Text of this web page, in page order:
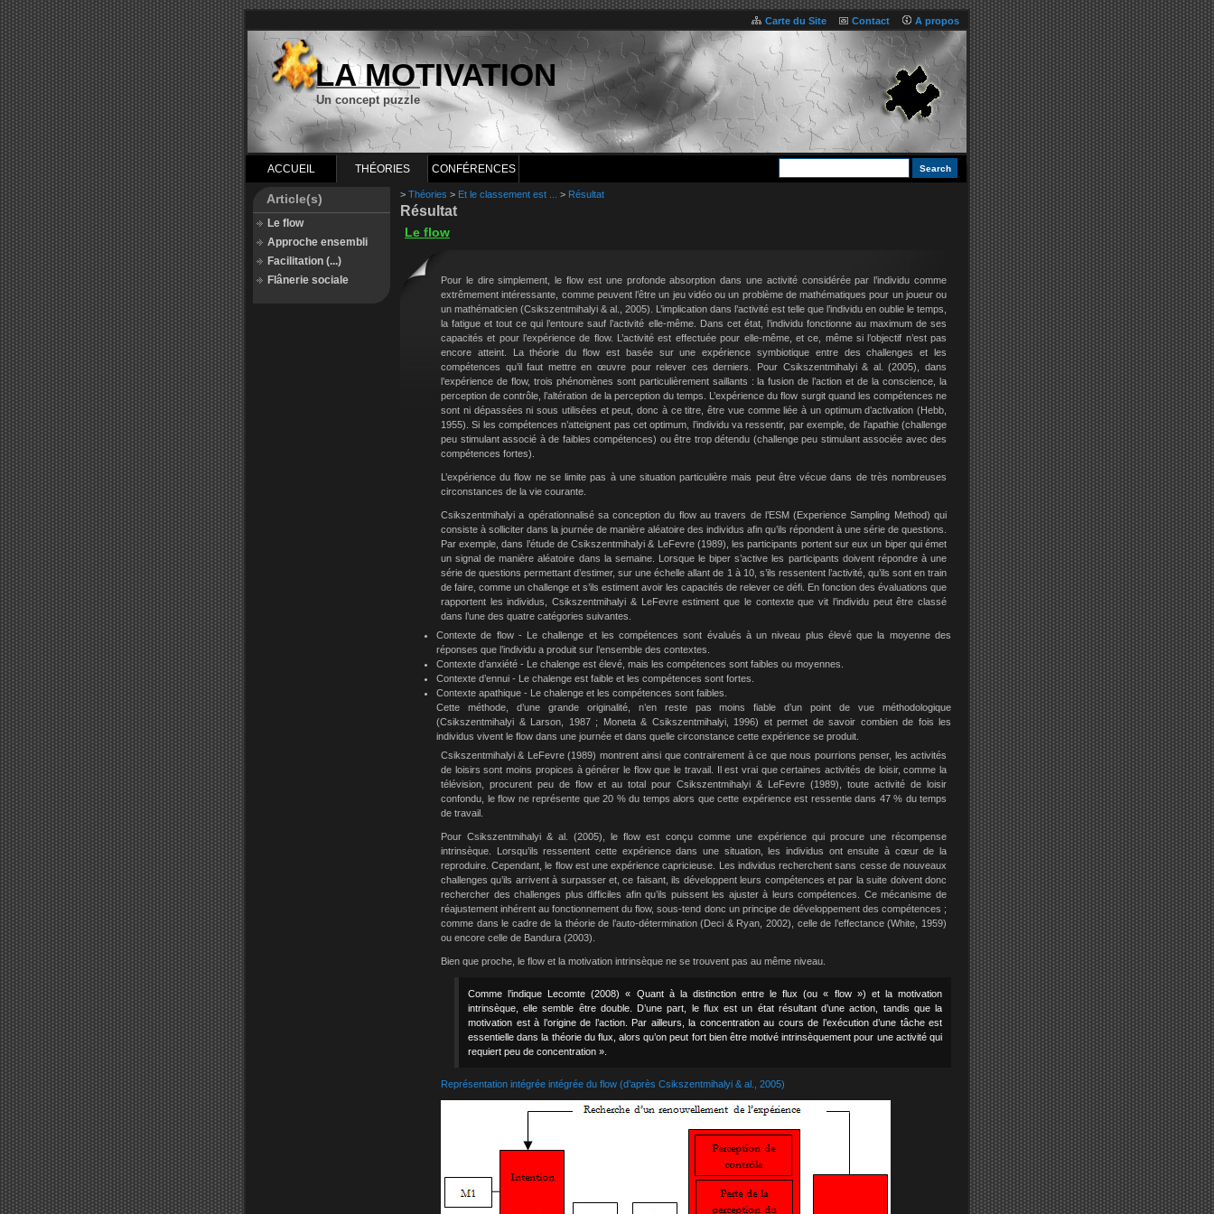
Carte du Site Contact A propos
LA MOTIVATION
Un concept puzzle
ACCUEIL THÉORIES CONFÉRENCES
Article(s)
Le flow
Approche ensembli
Facilitation (...)
Flânerie sociale
> Théories > Et le classement est ... > Résultat
Résultat
Le flow
Pour le dire simplement, le flow est une profonde absorption dans une activité considérée par l’individu comme
extrêmement intéressante, comme peuvent l’être un jeu vidéo ou un problème de mathématiques pour un joueur ou
un mathématicien (Csikszentmihalyi & al., 2005). L’implication dans l’activité est telle que l’individu en oublie le temps,
la fatigue et tout ce qui l’entoure sauf l’activité elle-même. Dans cet état, l’individu fonctionne au maximum de ses
capacités et pour l’expérience de flow. L’activité est effectuée pour elle-même, et ce, même si l’objectif n’est pas
encore atteint. La théorie du flow est basée sur une expérience symbiotique entre des challenges et les
compétences qu’il faut mettre en œuvre pour relever ces derniers. Pour Csikszentmihalyi & al. (2005), dans
l’expérience de flow, trois phénomènes sont particulièrement saillants : la fusion de l’action et de la conscience, la
perception de contrôle, l’altération de la perception du temps. L’expérience du flow surgit quand les compétences ne
sont ni dépassées ni sous utilisées et peut, donc à ce titre, être vue comme liée à un optimum d’activation (Hebb,
1955). Si les compétences n’atteignent pas cet optimum, l’individu va ressentir, par exemple, de l’apathie (challenge
peu stimulant associé à de faibles compétences) ou être trop détendu (challenge peu stimulant associée avec des
compétences fortes).
L’expérience du flow ne se limite pas à une situation particulière mais peut être vécue dans de très nombreuses
circonstances de la vie courante.
Csikszentmihalyi a opérationnalisé sa conception du flow au travers de l’ESM (Experience Sampling Method) qui
consiste à solliciter dans la journée de manière aléatoire des individus afin qu’ils répondent à une série de questions.
Par exemple, dans l’étude de Csikszentmihalyi & LeFevre (1989), les participants portent sur eux un biper qui émet
un signal de manière aléatoire dans la semaine. Lorsque le biper s’active les participants doivent répondre à une
série de questions permettant d’estimer, sur une échelle allant de 1 à 10, s’ils ressentent l’activité, qu’ils sont en train
de faire, comme un challenge et s’ils estiment avoir les capacités de relever ce défi. En fonction des évaluations que
rapportent les individus, Csikszentmihalyi & LeFevre estiment que le contexte que vit l’individu peut être classé
dans l’une des quatre catégories suivantes.
Contexte de flow - Le challenge et les compétences sont évalués à un niveau plus élevé que la moyenne des
réponses que l’individu a produit sur l’ensemble des contextes.
Contexte d’anxiété - Le chalenge est élevé, mais les compétences sont faibles ou moyennes.
Contexte d’ennui - Le chalenge est faible et les compétences sont fortes.
Contexte apathique - Le chalenge et les compétences sont faibles.
Cette méthode, d’une grande originalité, n’en reste pas moins fiable d’un point de vue méthodologique
(Csikszentmihalyi & Larson, 1987 ; Moneta & Csikszentmihalyi, 1996) et permet de savoir combien de fois les
individus vivent le flow dans une journée et dans quelle circonstance cette expérience se produit.
Csikszentmihalyi & LeFevre (1989) montrent ainsi que contrairement à ce que nous pourrions penser, les activités
de loisirs sont moins propices à générer le flow que le travail. Il est vrai que certaines activités de loisir, comme la
télévision, procurent peu de flow et au total pour Csikszentmihalyi & LeFevre (1989), toute activité de loisir
confondu, le flow ne représente que 20 % du temps alors que cette expérience est ressentie dans 47 % du temps
de travail.
Pour Csikszentmihalyi & al. (2005), le flow est conçu comme une expérience qui procure une récompense
intrinsèque. Lorsqu’ils ressentent cette expérience dans une situation, les individus ont ensuite à cœur de la
reproduire. Cependant, le flow est une expérience capricieuse. Les individus recherchent sans cesse de nouveaux
challenges qu’ils arrivent à surpasser et, ce faisant, ils développent leurs compétences et par la suite doivent donc
rechercher des challenges plus difficiles afin qu’ils puissent les ajuster à leurs compétences. Ce mécanisme de
réajustement inhérent au fonctionnement du flow, sous-tend donc un principe de développement des compétences ;
comme dans le cadre de la théorie de l’auto-détermination (Deci & Ryan, 2002), celle de l’effectance (White, 1959)
ou encore celle de Bandura (2003).
Bien que proche, le flow et la motivation intrinsèque ne se trouvent pas au même niveau.
Comme l’indique Lecomte (2008) « Quant à la distinction entre le flux (ou « flow ») et la motivation
intrinsèque, elle semble être double. D’une part, le flux est un état résultant d’une action, tandis que la
motivation est à l’origine de l’action. Par ailleurs, la concentration au cours de l’exécution d’une tâche est
essentielle dans la théorie du flux, alors qu’on peut fort bien être motivé intrinsèquement pour une activité qui
requiert peu de concentration ».
Représentation intégrée intégrée du flow (d’après Csikszentmihalyi & al., 2005)